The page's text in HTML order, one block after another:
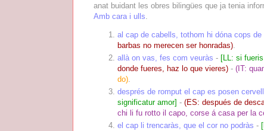
anat buidant les obres bilingües que ja tenia
Amb cara i ulls
al cap de cabells, tothom hi dóna cops de
barbas no merecen ser honradas)
allà on vas, fes com veuràs - [LL: si
donde fueres, haz lo que vieres) - (IT:
do)
després de romput el cap es posen
significatur amor] - (ES: después de
chi li fu rotto il capo, corse á casa per la
el cap li trencaràs, que el cor no podràs -